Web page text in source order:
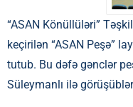
“ASAN Könüllüləri”
keçirilən “ASAN Peşə”
tutub. Bu dəfə gənclər
Süleymanlı ilə